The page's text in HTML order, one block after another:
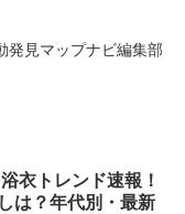
発見マップナビ編集部
衣トレンド速報！
は？年代別・最新